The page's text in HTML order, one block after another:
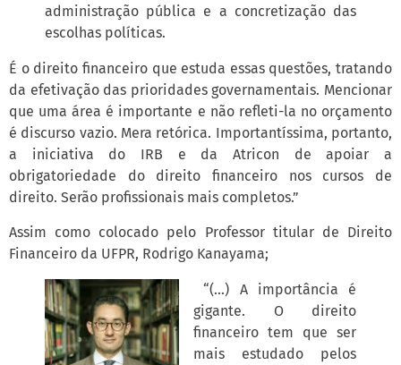
administração pública e a concretização das
escolhas políticas.
É o direito financeiro que estuda essas questões, tratando
da efetivação das prioridades governamentais. Mencionar
que uma área é importante e não refleti-la no orçamento
é discurso vazio. Mera retórica. Importantíssima, portanto,
a iniciativa do IRB e da Atricon de apoiar a
obrigatoriedade do direito financeiro nos cursos de
direito. Serão profissionais mais completos.”
Assim como colocado pelo Professor titular de Direito
Financeiro da UFPR, Rodrigo Kanayama;
“(…) A importância é
gigante. O direito
financeiro tem que ser
mais estudado pelos